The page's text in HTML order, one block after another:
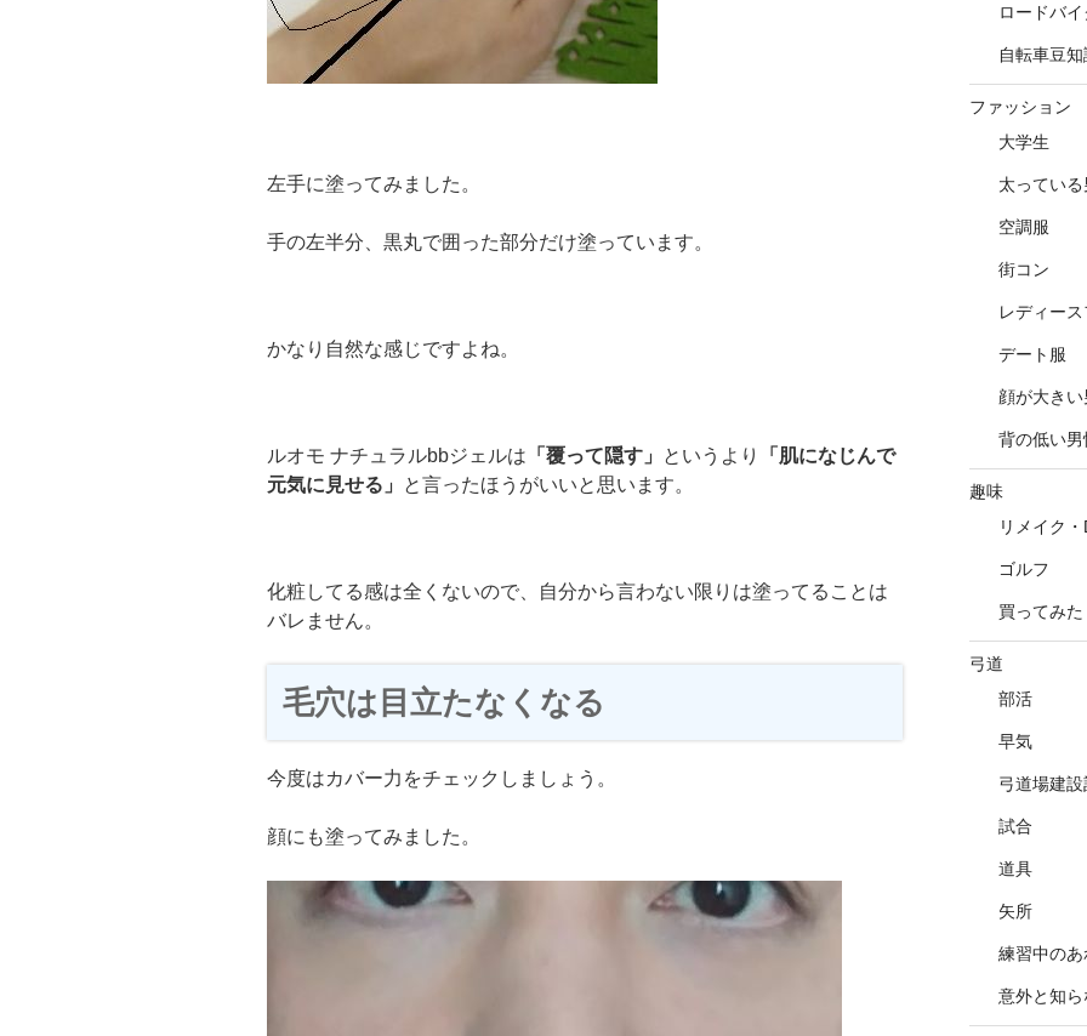
左手に塗ってみました。
手の左半分、黒丸で囲った部分だけ塗っています。
かなり自然な感じですよね。
ルオモ ナチュラルbbジェルは 「覆って隠す」 というより
「肌になじんで
元気に見せる」
と言ったほうがいいと思います。
化粧してる感は全くないので、自分から言わない限りは塗ってることは
バレません。
毛穴は目立たなくなる
今度はカバー力をチェックしましょう。
顔にも塗ってみました。
ロードバイ
自転車豆知
ファッション
大学生
太ってい
空調服
街コン
レディー
デート服
顔が大き
背の低い男
趣味
リメイク・
ゴルフ
買ってみた
弓道
部活
早気
弓道場建設
試合
道具
矢所
練習中のあ
意外と知